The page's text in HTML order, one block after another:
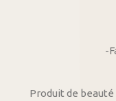
-
Produit de beauté